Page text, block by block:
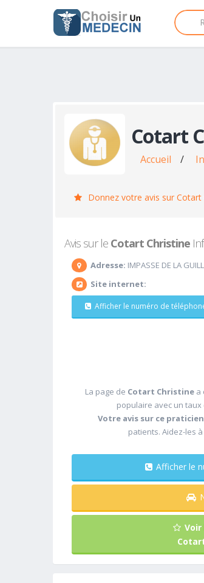
Cotart
Accueil /
Donnez votre avis sur Cotart
Avis sur le Cotart Christine
Adresse: IMPASSE DE LA
Site internet:
Afficher le numéro de
La page de Cotart Christine a
populaire avec un
Votre avis sur ce praticien
patients. Aidez-les
Voir